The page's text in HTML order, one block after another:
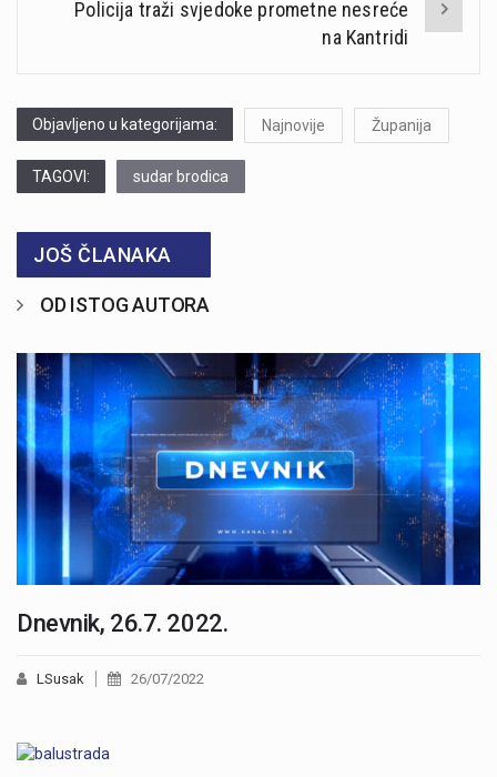
Policija traži svjedoke prometne nesreće
na Kantridi
Objavljeno u kategorijama: Najnovije Županija
TAGOVI: sudar brodica
JOŠ ČLANAKA
OD ISTOG AUTORA
Dnevnik, 26.7. 2022.
LSusak 26/07/2022